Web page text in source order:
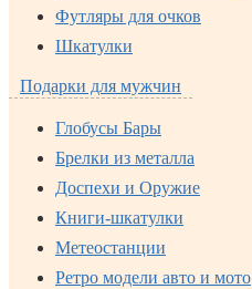
Футляры для очков
Шкатулки
Подарки для мужчин
Глобусы Бары
Брелки из металла
Доспехи и Оружие
Книги-шкатулки
Метеостанции
Ретро модели авто и мото